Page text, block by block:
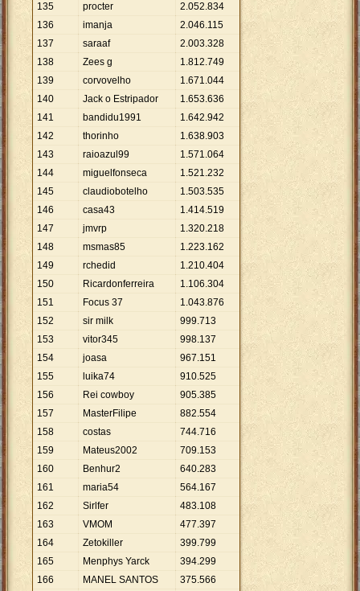
135
procter 2.052.834
136
imanja 2.046.115
137
saraaf 2.003.328
138
Zees g 1.812.749
139
corvovelho 1.671.044
140
Jack o Estripador 1.653.636
141
bandidu1991 1.642.942
142
thorinho 1.638.903
143
raioazul99 1.571.064
144
miguelfonseca 1.521.232
145
claudiobotelho 1.503.535
146
casa43 1.414.519
147
jmvrp 1.320.218
148
msmas85 1.223.162
149
rchedid 1.210.404
150
Ricardonferreira 1.106.304
151
Focus 37 1.043.876
152
sir milk 999.713
153
vitor345 998.137
154
joasa 967.151
155
luika74 910.525
156
Rei cowboy 905.385
157
MasterFilipe 882.554
158
costas 744.716
159
Mateus2002 709.153
160
Benhur2 640.283
161
maria54 564.167
162
Sirlfer 483.108
163
VMOM 477.397
164
Zetokiller 399.799
165
Menphys Yarck 394.299
166
MANEL SANTOS 375.566